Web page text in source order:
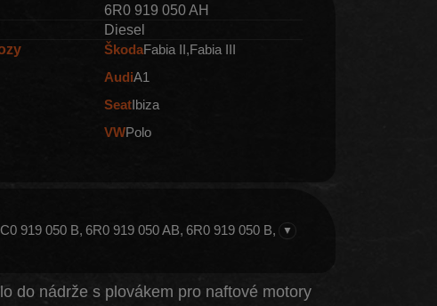
6R0 919 050 AH
Diesel
ŠkodaFabia II Fabia III
AudiA1
Seat Ibiza
VWPolo
919 050 B 6R0 919 050 AB 6R0 919 050 B ▼
do nádrže s plovákem pro naftové motory